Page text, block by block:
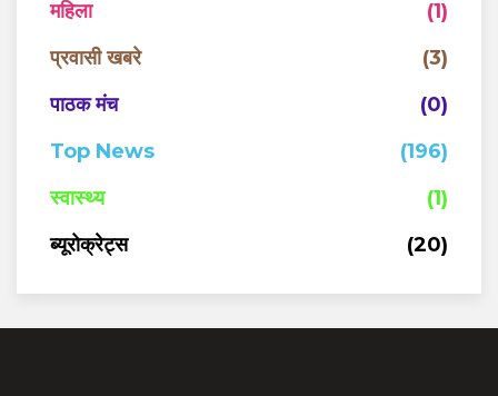
महिला
(1)
प्रवासी खबरे
(3)
पाठक मंच
(0)
Top News
(196)
स्वास्थ्य
(1)
ब्यूरोक्रेट्स
(20)